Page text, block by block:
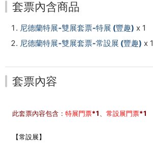
套票內含商品
尼德蘭特展-雙展套票-特展 (豐趣) x 1
尼德蘭特展-雙展套票-常設展 (豐趣) x 1
套票內容
此套票內容包含： 特展門票*1、 常設展門票*1
【常設展】